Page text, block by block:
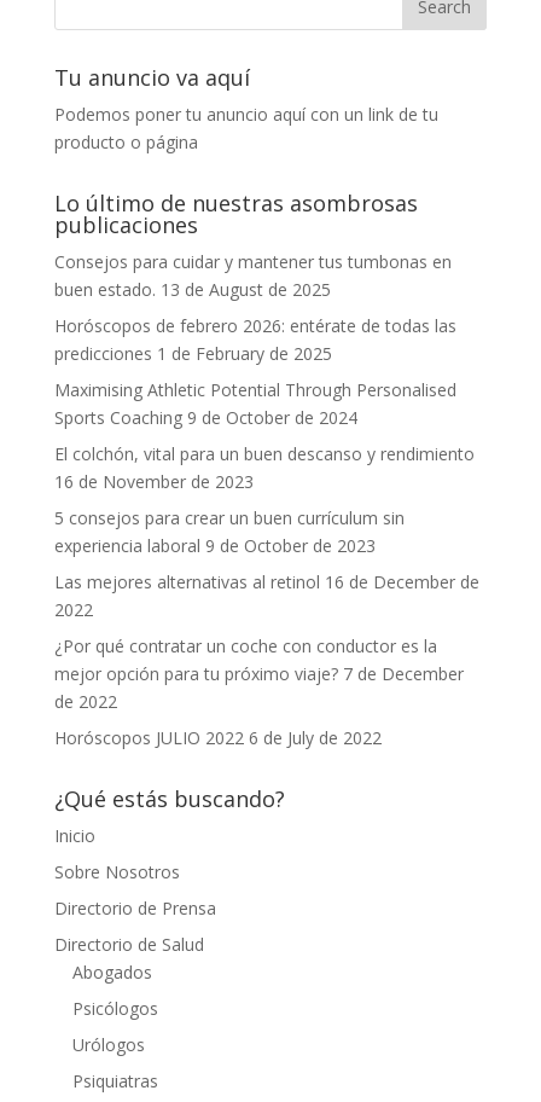
Tu anuncio va aquí
Podemos poner tu anuncio aquí con un link de tu
producto o página
Lo último de nuestras asombrosas
publicaciones
Consejos para cuidar y mantener tus tumbonas en
buen estado. 13 de August de 2025
Horóscopos de febrero 2026: entérate de todas las
predicciones 1 de February de 2025
Maximising Athletic Potential Through Personalised
Sports Coaching 9 de October de 2024
El colchón, vital para un buen descanso y rendimiento
16 de November de 2023
5 consejos para crear un buen currículum sin
experiencia laboral 9 de October de 2023
Las mejores alternativas al retinol 16 de December de
2022
¿Por qué contratar un coche con conductor es la
mejor opción para tu próximo viaje? 7 de December
de 2022
Horóscopos JULIO 2022 6 de July de 2022
¿Qué estás buscando?
Inicio
Sobre Nosotros
Directorio de Prensa
Directorio de Salud
Abogados
Psicólogos
Urólogos
Psiquiatras